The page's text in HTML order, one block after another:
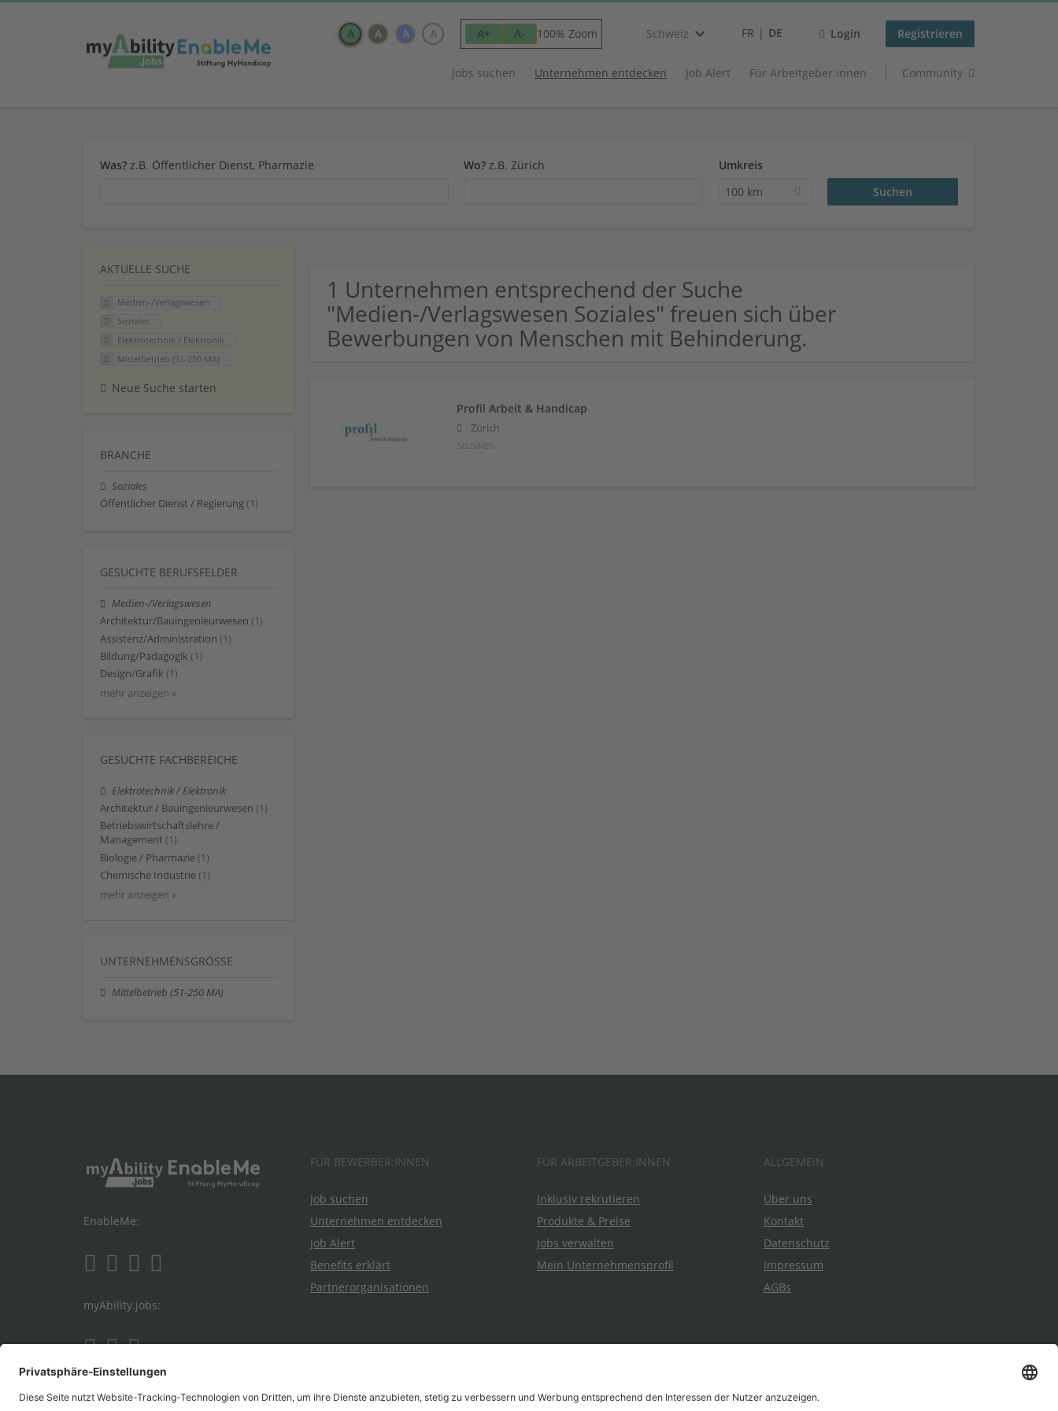
A A A A A+ A- 100% Zoom Schweiz FR DE Login Registrieren
Jobs suchen Unternehmen entdecken Job Alert Für Arbeitgeber:innen Community
Was? z.B. Öffentlicher Dienst, Pharmazie Wo? z.B. Zürich
Umkreis
100 km
AKTUELLE SUCHE
Medien-/Verlagswesen
Soziales
Elektrotechnik / Elektronik
Mittelbetrieb (51-250 MA)
Neue Suche starten
BRANCHE
Soziales
Öffentlicher Dienst / Regierung (1)
GESUCHTE BERUFSFELDER
Medien-/Verlagswesen
Architektur/Bauingenieurwesen (1)
Assistenz/Administration (1)
Bildung/Pädagogik (1)
Design/Grafik (1)
mehr anzeigen »
GESUCHTE FACHBEREICHE
Elektrotechnik / Elektronik
Architektur / Bauingenieurwesen (1)
Betriebswirtschaftslehre /
Management (1)
Biologie / Pharmazie (1)
Chemische Industrie (1)
mehr anzeigen »
UNTERNEHMENSGRÖSSE
Mittelbetrieb (51-250 MA)
1 Unternehmen entsprechend der Suche
"Medien-/Verlagswesen Soziales" freuen sich über
Bewerbungen von Menschen mit Behinderung.
Profil Arbeit & Handicap
Zürich
Soziales
EnableMe:
myAbility.jobs:
FÜR BEWERBER:INNEN
Job suchen
Unternehmen entdecken
Job Alert
Benefits erklärt
Partnerorganisationen
FÜR ARBEITGEBER:INNEN
Inklusiv rekrutieren
Produkte & Preise
Jobs verwalten
Mein Unternehmensprofil
ALLGEMEIN
Über uns
Kontakt
Datenschutz
Impressum
AGBs